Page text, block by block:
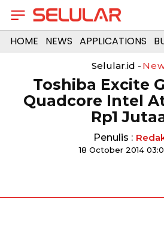
HOME NEWS APPLICATIONS
Selular.id -
Toshiba Excite
Quadcore Intel
Rp1
Penulis :
18 October 2014